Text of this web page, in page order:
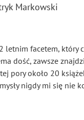
Markowski
letnim facetem, który
dość, zawsze
pory około 20
nigdy mi się nie